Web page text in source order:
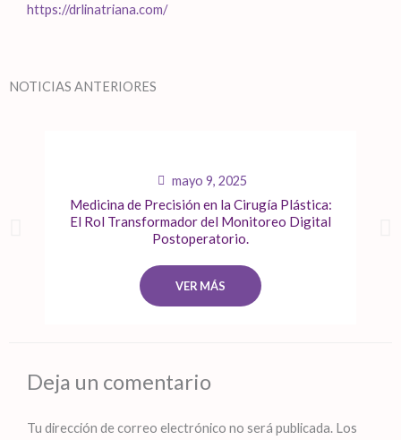
https://drlinatriana.com/
NOTICIAS ANTERIORES
mayo 9, 2025
Medicina de Precisión en la Cirugía Plástica:
El Rol Transformador del Monitoreo Digital
Postoperatorio.
VER MÁS
Deja un comentario
Tu dirección de correo electrónico no será publicada. Los